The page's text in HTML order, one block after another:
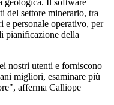
geologica. Il software
del settore minerario, tra
e personale operativo, per
pianificazione della
nostri utenti e forniscono
migliori, esaminare più
afferma Calliope